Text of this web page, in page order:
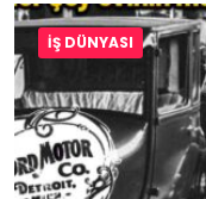
İŞ DÜNYASI